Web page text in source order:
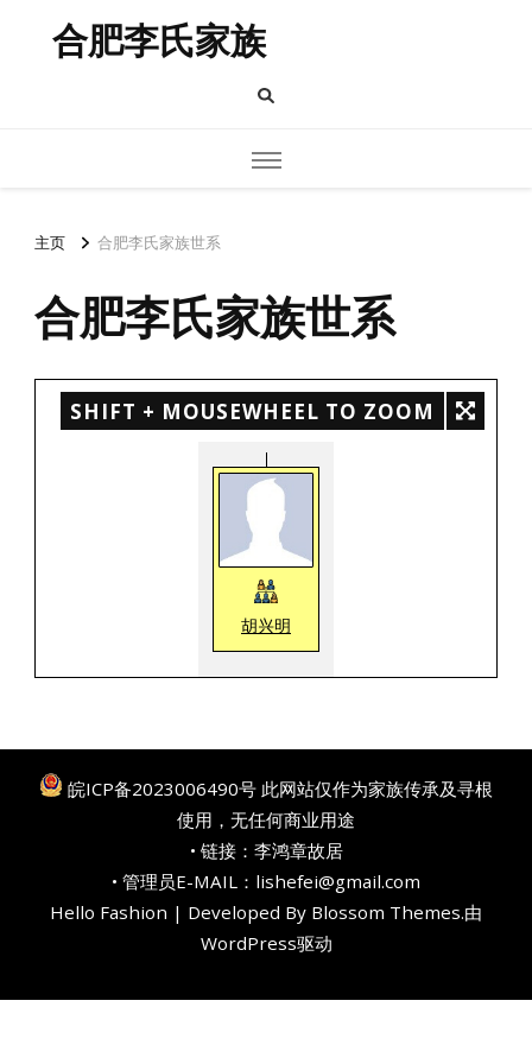
合肥李氏家族
主页 合肥李氏家族世系
合肥李氏家族世系
SHIFT + MOUSEWHEEL TO ZOOM
胡兴明
皖ICP备2023006490号 此网站仅作为家族传承及寻根
使用，无任何商业用途
• 链接： 李鸿章故居
• 管理员E-MAIL：lishefei@gmail.com
Hello Fashion | Developed By Blossom Themes.由
WordPress驱动